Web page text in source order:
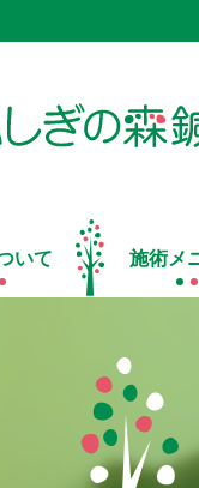
いて 施術メ